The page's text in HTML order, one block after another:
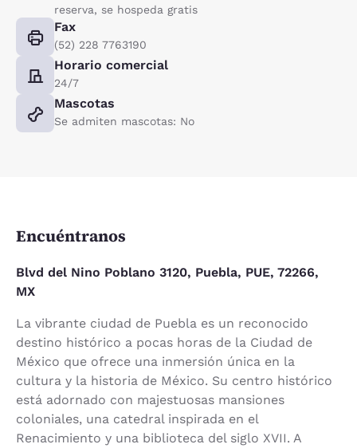
reserva, se hospeda gratis
Fax
(52) 228 7763190
Horario comercial
24/7
Mascotas
Se admiten mascotas: No
Encuéntranos
Blvd del Nino Poblano 3120, Puebla, PUE, 72266,
MX
La vibrante ciudad de Puebla es un reconocido
destino histórico a pocas horas de la Ciudad de
México que ofrece una inmersión única en la
cultura y la historia de México. Su centro histórico
está adornado con majestuosas mansiones
coloniales, una catedral inspirada en el
Renacimiento y una biblioteca del siglo XVII. A